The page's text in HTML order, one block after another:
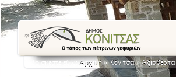
Βρίσκεστε εδώ:Αρχική»Κόνιτσα»Αξιοθέατα